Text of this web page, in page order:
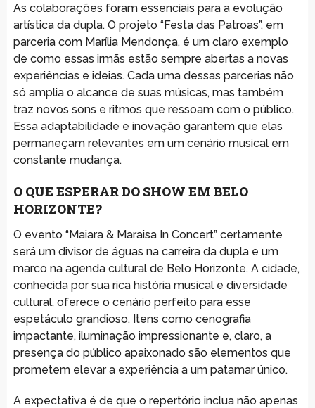
As colaborações foram essenciais para a evolução
artística da dupla. O projeto “Festa das Patroas”, em
parceria com Marília Mendonça, é um claro exemplo
de como essas irmãs estão sempre abertas a novas
experiências e ideias. Cada uma dessas parcerias não
só amplia o alcance de suas músicas, mas também
traz novos sons e ritmos que ressoam com o público.
Essa adaptabilidade e inovação garantem que elas
permaneçam relevantes em um cenário musical em
constante mudança.
O QUE ESPERAR DO SHOW EM BELO
HORIZONTE?
O evento “Maiara & Maraisa In Concert” certamente
será um divisor de águas na carreira da dupla e um
marco na agenda cultural de Belo Horizonte. A cidade,
conhecida por sua rica história musical e diversidade
cultural, oferece o cenário perfeito para esse
espetáculo grandioso. Itens como cenografia
impactante, iluminação impressionante e, claro, a
presença do público apaixonado são elementos que
prometem elevar a experiência a um patamar único.
A expectativa é de que o repertório inclua não apenas